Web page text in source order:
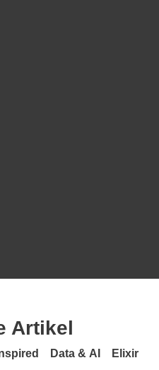
Artikel
Data & AI
Elixir